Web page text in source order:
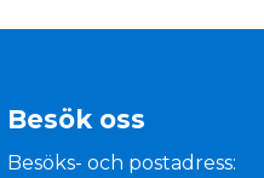
Besök oss
Besöks- och postadress: